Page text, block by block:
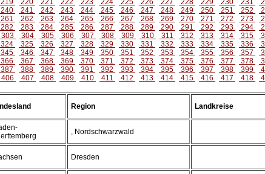
219 220 221 222 223 224 225 226 227 228 229 230 231
240 241 242 243 244 245 246 247 248 249 250 251 252
261 262 263 264 265 266 267 268 269 270 271 272 273
282 283 284 285 286 287 288 289 290 291 292 293 294
303 304 305 306 307 308 309 310 311 312 313 314 315
324 325 326 327 328 329 330 331 332 333 334 335 336
345 346 347 348 349 350 351 352 353 354 355 356 357
366 367 368 369 370 371 372 373 374 375 376 377 378
387 388 389 390 391 392 393 394 395 396 397 398 399
406 407 408 409 410 411 412 413 414 415 416 417 418
Region Landkreise
, Nordschwarzwald
Dresden